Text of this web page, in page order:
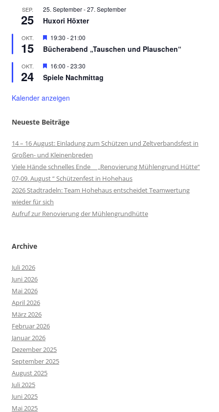
SEP.
25
25. September-27. September
Huxori Höxter
OKT.
15
Hervorgehoben
19:30 -21:00
Bücherabend „Tauschen und Plauschen“
OKT.
24
Hervorgehoben
16:00 -23:30
Spiele Nachmittag
Kalender anzeigen
Neueste Beiträge
14 – 16 August: Einladung zum Schützen und Zeltverbandsfest in
Großen- und Kleinenbreden
Viele Hände schnelles Ende „Renovierung Mühlengrund Hütte“
07-09. August “ Schützenfest in Hohehaus
2026 Stadtradeln: Team Hohehaus entscheidet Teamwertung
wieder für sich
Aufruf zur Renovierung der Mühlengrundhütte
Archive
Juli 2026
Juni 2026
Mai 2026
April 2026
März 2026
Februar 2026
Januar 2026
Dezember 2025
September 2025
August 2025
Juli 2025
Juni 2025
Mai 2025